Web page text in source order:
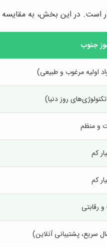
است. در این بخش، به مقایسه
جنوب
اولیه مرغوب و طبیعی)
روز دنیا)
و منظم
کم
کم
رقابتی
سریع، پشتیبانی آنلاین)